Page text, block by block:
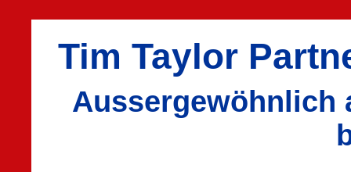
Tim Taylor
Aussergewöhnlich